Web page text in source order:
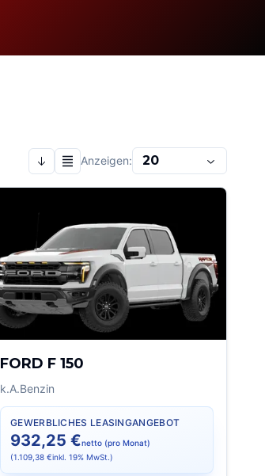
Anzeigen: 20
FORD F 150
k.A.Benzin
GEWERBLICHES LEASINGANGEBOT
932,25 €netto (pro Monat)
(1.109,38 €inkl. 19% MwSt.)